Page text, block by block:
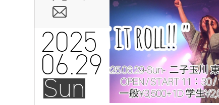
2025
06.29
Sun